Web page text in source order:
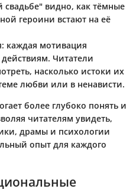
свадьбе" видно, как тёмные
героини встают на её
: каждая мотивация
Читатели
насколько истоки их
любви или в ненависти.
более глубоко понять и
читателям увидеть,
драмы и психологии
опыт для каждого